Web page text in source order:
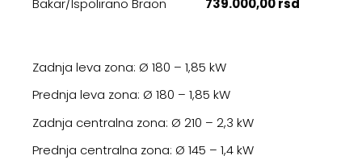
Bakar/Ispolirano Braon
739.000,00 rsd
Zadnja leva zona: Ø 180 – 1,85 kW
Prednja leva zona: Ø 180 – 1,85 kW
Zadnja centralna zona: Ø 210 – 2,3 kW
Prednja centralna zona: Ø 145 – 1,4 kW